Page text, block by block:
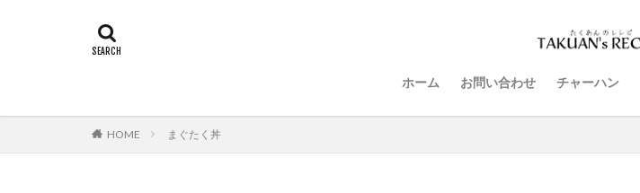
ホーム お問い合わせ チャーハン
HOME まぐたく丼